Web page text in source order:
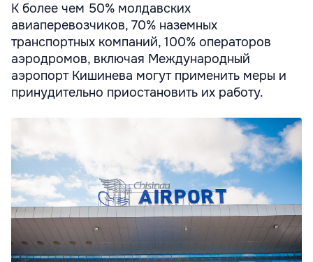
К более чем 50% молдавских
авиаперевозчиков, 70% наземных
транспортных компаний, 100% операторов
аэродромов, включая Международный
аэропорт Кишинева могут применить меры и
принудительно приостановить их работу.